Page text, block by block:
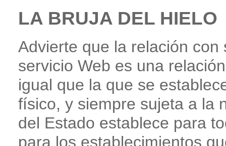
LA BRUJA DEL HIELO
Advierte que la relación
servicio Web es una
igual que la que se
físico, y siempre sujeta a la
del Estado establece para
para los establecimientos